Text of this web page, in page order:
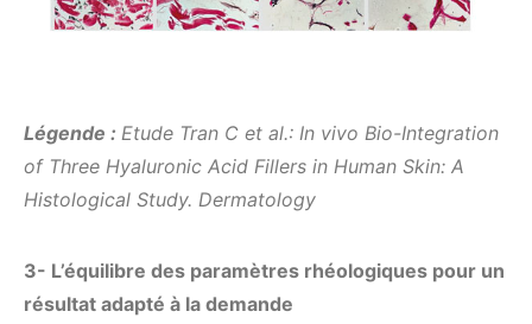
Légende : Etude Tran C et al.: In vivo Bio-Integration
of Three Hyaluronic Acid Fillers in Human Skin: A
Histological Study. Dermatology
3- L’équilibre des paramètres rhéologiques pour un
résultat adapté à la demande